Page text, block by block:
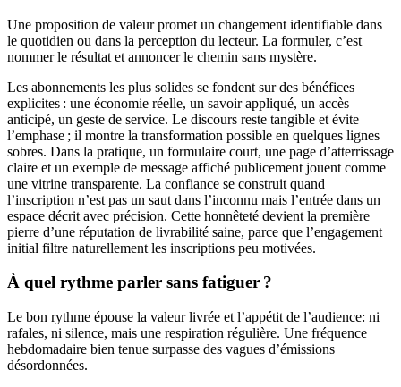
Une proposition de valeur promet un changement identifiable dans
le quotidien ou dans la perception du lecteur. La formuler, c’est
nommer le résultat et annoncer le chemin sans mystère.
Les abonnements les plus solides se fondent sur des bénéfices
explicites : une économie réelle, un savoir appliqué, un accès
anticipé, un geste de service. Le discours reste tangible et évite
l’emphase ; il montre la transformation possible en quelques lignes
sobres. Dans la pratique, un formulaire court, une page d’atterrissage
claire et un exemple de message affiché publicement jouent comme
une vitrine transparente. La confiance se construit quand
l’inscription n’est pas un saut dans l’inconnu mais l’entrée dans un
espace décrit avec précision. Cette honnêteté devient la première
pierre d’une réputation de livrabilité saine, parce que l’engagement
initial filtre naturellement les inscriptions peu motivées.
À quel rythme parler sans fatiguer ?
Le bon rythme épouse la valeur livrée et l’appétit de l’audience: ni
rafales, ni silence, mais une respiration régulière. Une fréquence
hebdomadaire bien tenue surpasse des vagues d’émissions
désordonnées.